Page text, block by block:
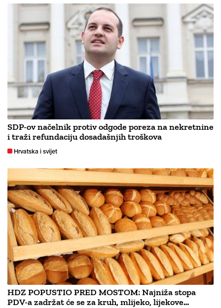
SDP-ov načelnik protiv odgode poreza na nekretnine
i traži refundaciju dosadašnjih troškova
Hrvatska i svijet
HDZ POPUSTIO PRED MOSTOM: Najniža stopa
PDV-a zadržat će se za kruh, mlijeko, lijekove…